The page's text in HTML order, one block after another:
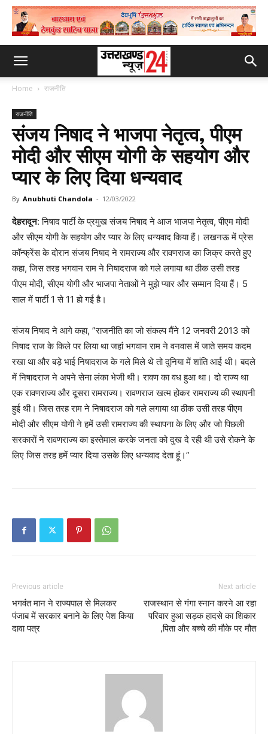
Home राजनीति
राजनीति
संजय निषाद ने भाजपा नेतृत्व, पीएम
मोदी और सीएम योगी के सहयोग और
प्यार के लिए दिया धन्यवाद
By Anubhuti Chandola - 12/03/2022
देहरादून: निषाद पार्टी के प्रमुख संजय निषाद ने आज भाजपा नेतृत्व, पीएम मोदी
और सीएम योगी के सहयोग और प्यार के लिए धन्यवाद किया हैं। लखनऊ में प्रेस
कॉन्फ्रेंस के दोरान संजय निषाद ने रामराज्य और रावणराज का जिक्र करते हुए
कहा, जिस तरह भगवान राम ने निषादराज को गले लगाया था ठीक उसी तरह
पीएम मोदी, सीएम योगी और भाजपा नेताओं ने मुझे प्यार और सम्मान दिया हैं। 5
साल में पार्टी 1 से 11 हो गई है।
संजय निषाद ने आगे कहा, ”राजनीति का जो संकल्प मैंने 12 जनवरी 2013 को
निषाद राज के किले पर लिया था जहां भगवान राम ने वनवास में जाते समय कदम
रखा था और बड़े भाई निषादराज के गले मिले थे तो दुनिया में शांति आई थी। बदले
में निषादराज ने अपने सेना लंका भेजी थी। रावण का वध हुआ था। दो राज्य था
एक रावणराज्य और दूसरा रामराज्य। रावणराज खत्म होकर रामराज्य की स्थापनी
हुई थी। जिस तरह राम ने निषादराज को गले लगाया था ठीक उसी तरह पीएम
मोदी और सीएम योगी ने हमें उसी रामराज्य की स्थापना के लिए और जो पिछली
सरकारों ने रावणराज्य का इस्तेमाल करके जनता को दुख दे रही थी उसे रोकने के
लिए जिस तरह हमें प्यार दिया उसके लिए धन्यवाद देता हूं।”
Previous article
भगवंंत मान ने राज्‍यपाल से मिलकर
पंजाब में सरकार बनाने के लिए पेश किया
दावा पत्र
Next article
राजस्थान से गंगा स्नान करने आ रहा
परिवार हुआ सड़क हादसे का शिकार
,पिता और बच्चे की मौके पर मौत